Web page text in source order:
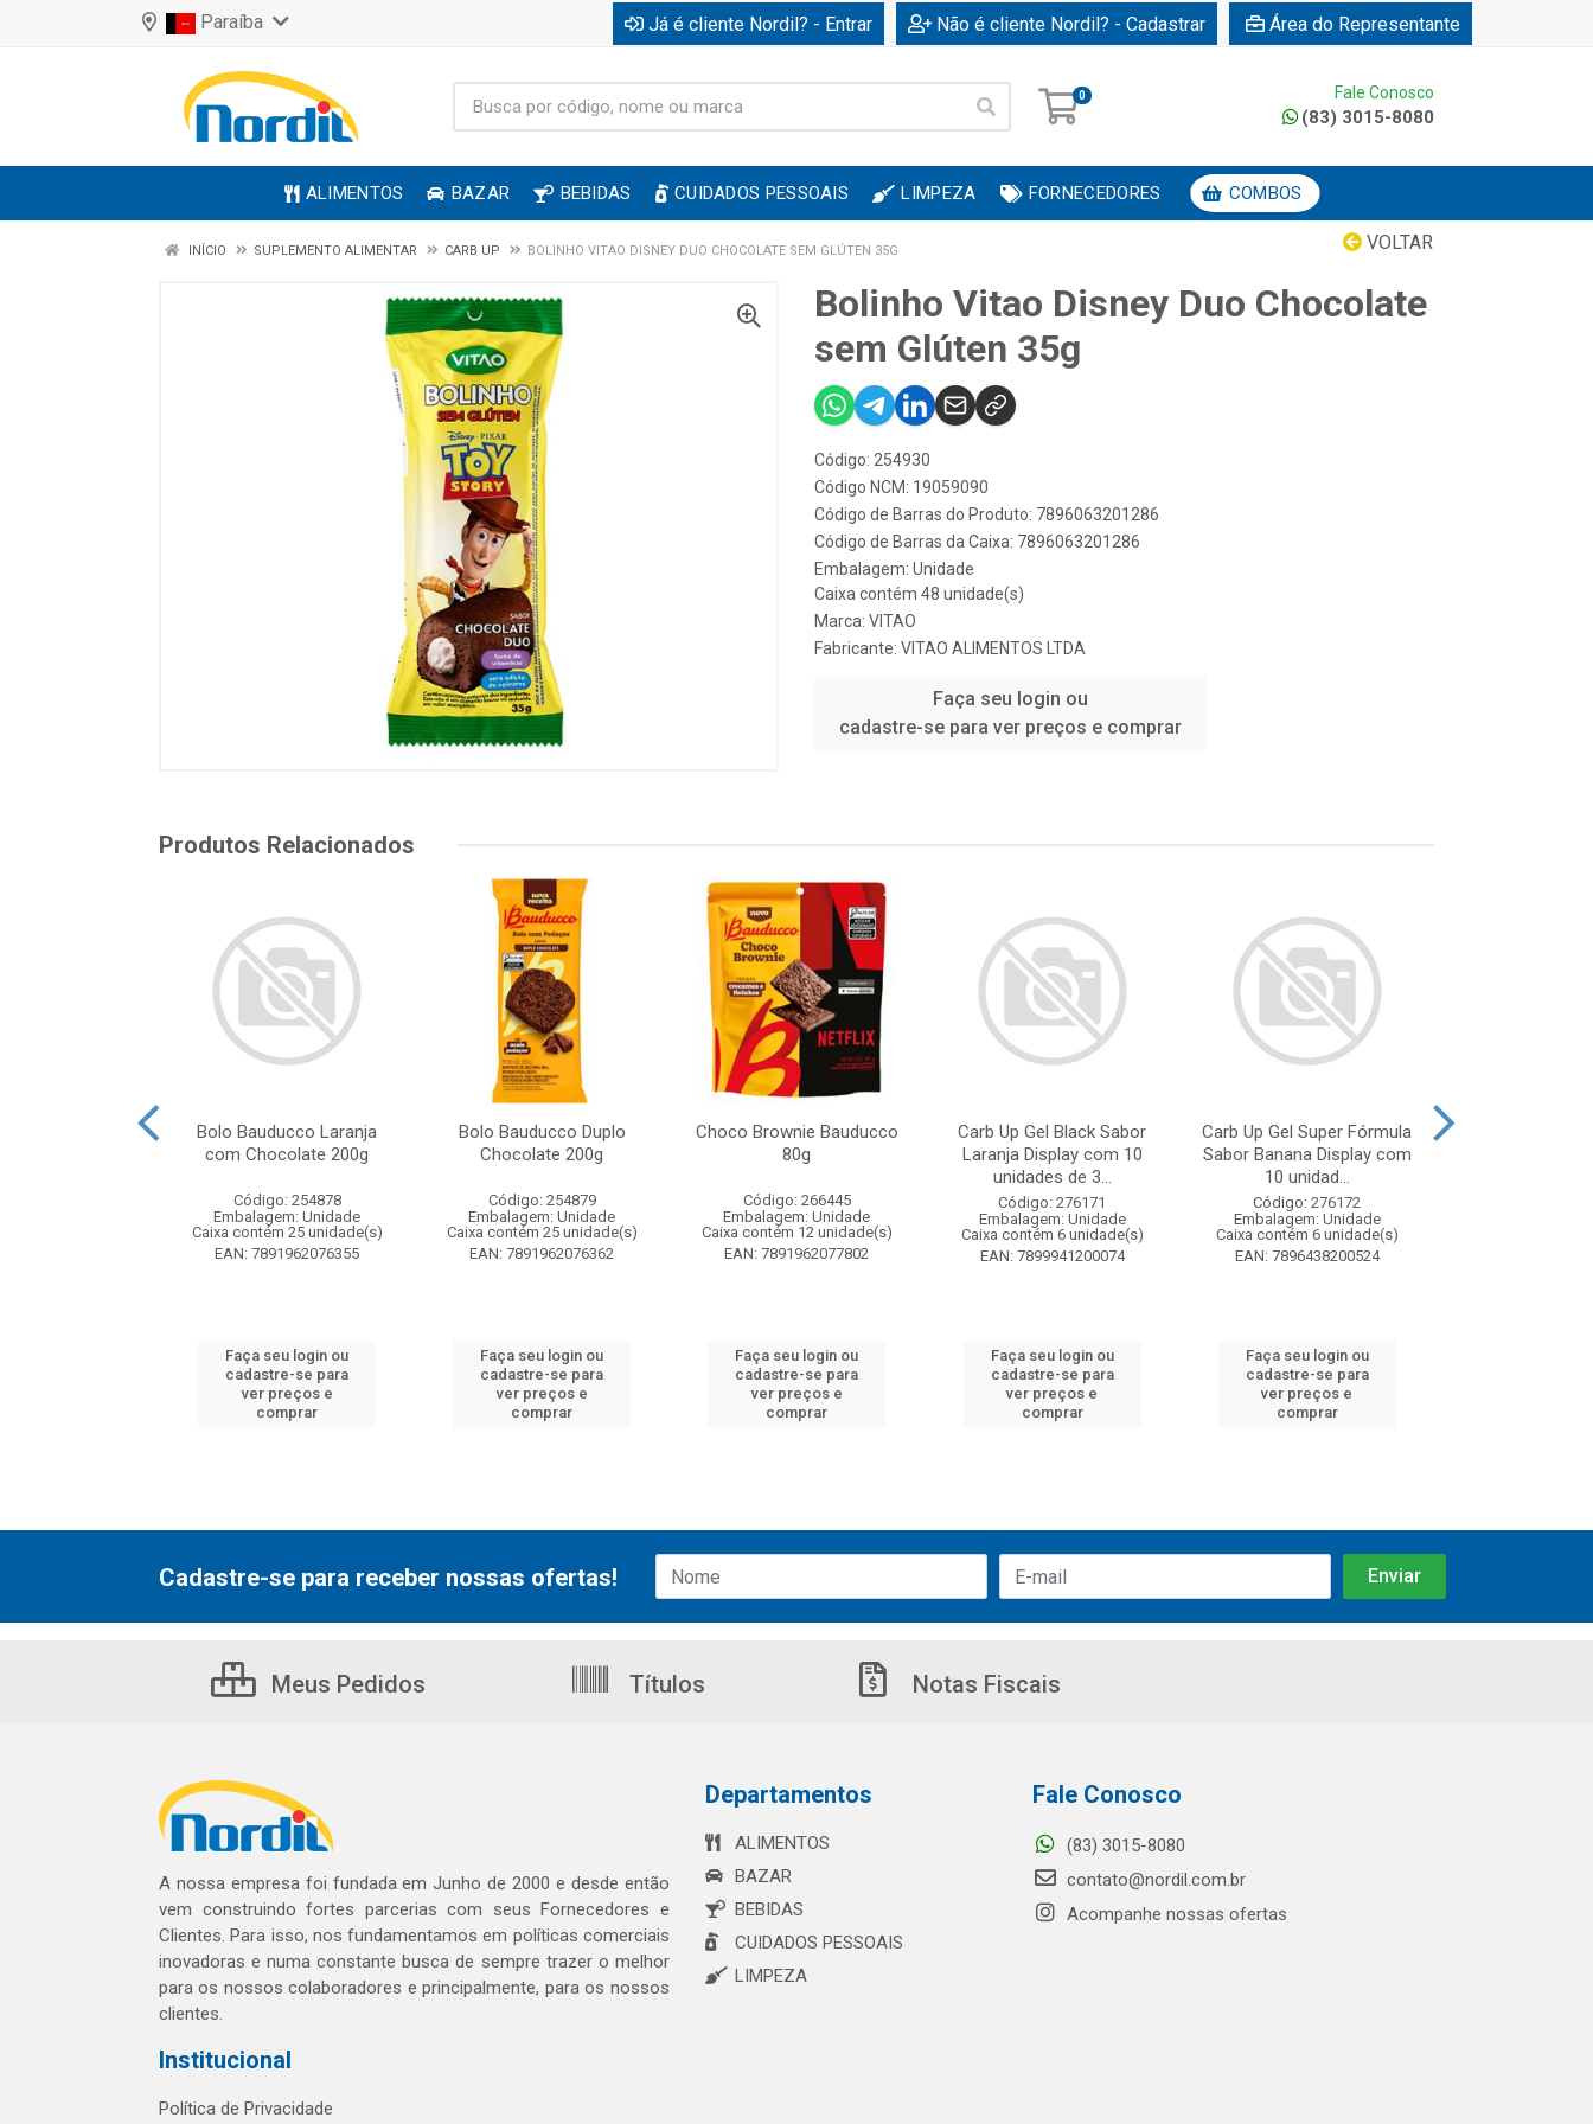
Paraíba Já é cliente Nordil? - Entrar Não é cliente Nordil? - Cadastrar Área do Representante
0 Fale Conosco
(83) 3015-8080
ALIMENTOS BAZAR BEBIDAS CUIDADOS PESSOAIS LIMPEZA FORNECEDORES COMBOS
VOLTAR
INÍCIO SUPLEMENTO ALIMENTAR CARB UP BOLINHO VITAO DISNEY DUO CHOCOLATE SEM GLÚTEN 35G
Bolinho Vitao Disney Duo Chocolate
sem Glúten 35g
Código: 254930
Código NCM: 19059090
Código de Barras do Produto: 7896063201286
Código de Barras da Caixa: 7896063201286
Embalagem: Unidade
Caixa contém 48 unidade(s)
Marca: VITAO
Fabricante: VITAO ALIMENTOS LTDA
Faça seu login ou
cadastre-se para ver preços e comprar
Produtos Relacionados
Bolo Bauducco Laranja
com Chocolate 200g
Código: 254878
Embalagem: Unidade
Caixa contém 25 unidade(s)
EAN: 7891962076355
Faça seu login ou
cadastre-se para
ver preços e
comprar
Bolo Bauducco Duplo
Chocolate 200g
Código: 254879
Embalagem: Unidade
Caixa contém 25 unidade(s)
EAN: 7891962076362
Faça seu login ou
cadastre-se para
ver preços e
comprar
Choco Brownie Bauducco
80g
Código: 266445
Embalagem: Unidade
Caixa contém 12 unidade(s)
EAN: 7891962077802
Faça seu login ou
cadastre-se para
ver preços e
comprar
Carb Up Gel Black Sabor
Laranja Display com 10
unidades de 3...
Código: 276171
Embalagem: Unidade
Caixa contém 6 unidade(s)
EAN: 7899941200074
Faça seu login ou
cadastre-se para
ver preços e
comprar
Carb Up Gel Super Fórmula
Sabor Banana Display com
10 unidad...
Código: 276172
Embalagem: Unidade
Caixa contém 6 unidade(s)
EAN: 7896438200524
Faça seu login ou
cadastre-se para
ver preços e
comprar
Cadastre-se para receber nossas ofertas!
Meus Pedidos Títulos Notas Fiscais
A nossa empresa foi fundada em Junho de 2000 e desde então
vem construindo fortes parcerias com seus Fornecedores e
Clientes. Para isso, nos fundamentamos em políticas comerciais
inovadoras e numa constante busca de sempre trazer o melhor
para os nossos colaboradores e principalmente, para os nossos
clientes.
Institucional
Política de Privacidade
Departamentos
ALIMENTOS
BAZAR
BEBIDAS
CUIDADOS PESSOAIS
LIMPEZA
Fale Conosco
(83) 3015-8080
contato@nordil.com.br
Acompanhe nossas ofertas